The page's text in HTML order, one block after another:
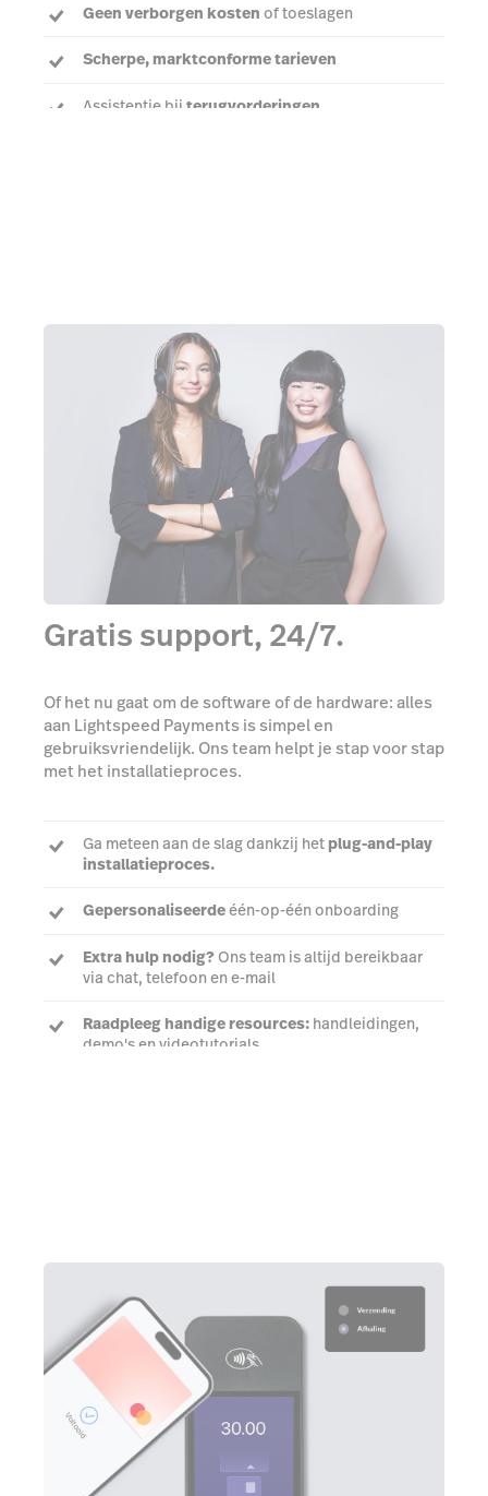
Geen verborgen kosten of toeslagen
Scherpe, marktconforme tarieven
Assistentie bij terugvorderingen
Gratis support, 24/7.
Of het nu gaat om de software of de hardware: alles
aan Lightspeed Payments is simpel en
gebruiksvriendelijk. Ons team helpt je stap voor stap
met het installatieproces.
Ga meteen aan de slag dankzij het plug-and-play
installatieproces.
Gepersonaliseerdeéén-op-één onboarding
Extra hulp nodig? Ons team is altijd bereikbaar
via chat, telefoon en e-mail
Raadpleeg handige resources: handleidingen,
demo's en videotutorials.